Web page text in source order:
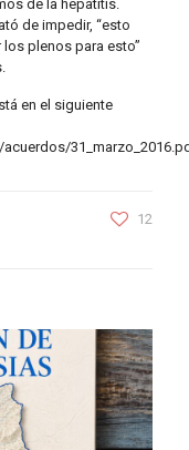
de la hepatitis.
de impedir, “esto
plenos para esto”
en el siguiente
12